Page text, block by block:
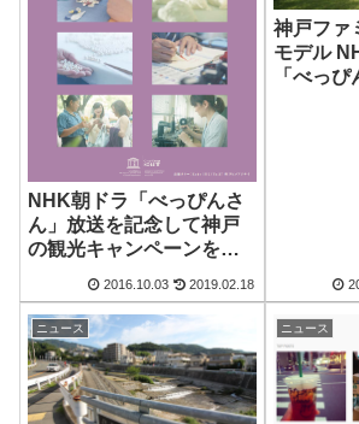
NHK朝ドラ「べっぴんさ
ん」放送を記念して神戸
の観光キャンペーンを実
2016.10.03 2019.02.18
神戸ファ
モデル NHK朝の連ドラ
「べっ
ニュース ニュース